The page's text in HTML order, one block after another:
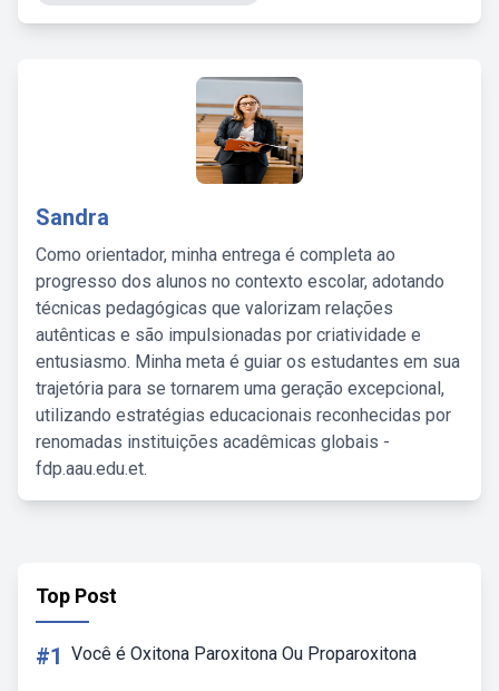
Sandra
Como orientador, minha entrega é completa ao
progresso dos alunos no contexto escolar, adotando
técnicas pedagógicas que valorizam relações
autênticas e são impulsionadas por criatividade e
entusiasmo. Minha meta é guiar os estudantes em sua
trajetória para se tornarem uma geração excepcional,
utilizando estratégias educacionais reconhecidas por
renomadas instituições acadêmicas globais -
fdp.aau.edu.et.
Top Post
#1 Você é Oxitona Paroxitona Ou Proparoxitona